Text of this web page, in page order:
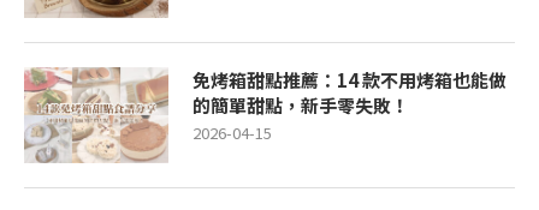
免烤箱甜點推薦：14 款不用烤箱也能做
的簡單甜點，新手零失敗！
2026-04-15